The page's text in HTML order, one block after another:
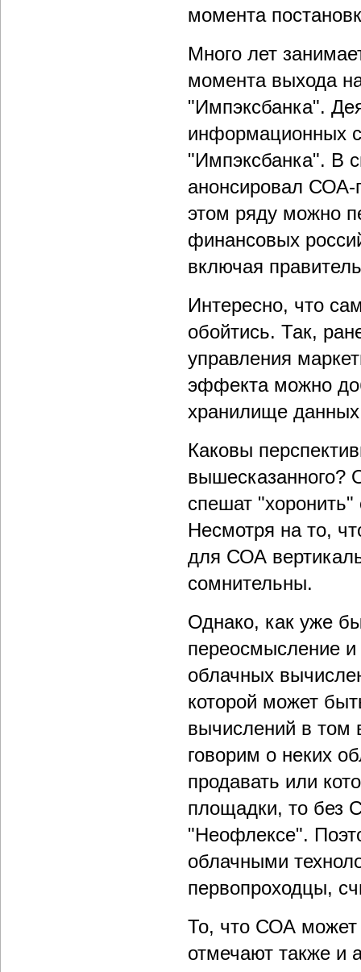
момента
Много лет
момента выхода
"Импэксбанка".
информационных
"Импэксбанка". В
анонсировал СОА-
этом ряду можно
финансовых
включая
Интересно, что
обойтись. Так,
управления
эффекта можно
хранилище
Каковы
вышесказанного?
спешат "хоронить"
Несмотря на то,
для СОА
сомнительны.
Однако, как уже
переосмысление и
облачных
которой может
вычислений в том
говорим о неких
продавать или
площадки, то без
"Неофлексе".
облачными
первопроходцы,
То, что СОА может
отмечают также и